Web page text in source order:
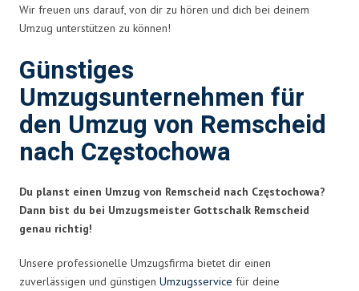
Wir freuen uns darauf, von dir zu hören und dich bei deinem
Umzug unterstützen zu können!
Günstiges
Umzugsunternehmen für
den Umzug von Remscheid
nach Częstochowa
Du planst einen Umzug von Remscheid nach Częstochowa?
Dann bist du bei Umzugsmeister Gottschalk Remscheid
genau richtig!
Unsere professionelle Umzugsfirma bietet dir einen
zuverlässigen und günstigen Umzugsservice für deine